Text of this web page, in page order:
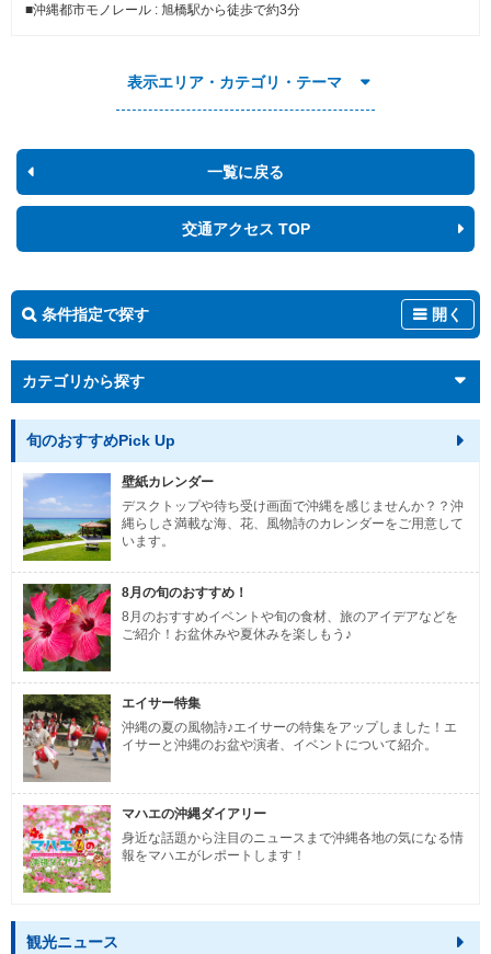
■沖縄都市モノレール : 旭橋駅から徒歩で約3分
表示エリア・カテゴリ・テーマ
一覧に戻る
交通アクセス TOP
条件指定で探す 開く
カテゴリから探す
旬のおすすめPick Up
壁紙カレンダー
デスクトップや待ち受け画面で沖縄を感じませんか？？沖
縄らしさ満載な海、花、風物詩のカレンダーをご用意して
います。
8月の旬のおすすめ！
8月のおすすめイベントや旬の食材、旅のアイデアなどを
ご紹介！お盆休みや夏休みを楽しもう♪
エイサー特集
沖縄の夏の風物詩♪エイサーの特集をアップしました！エ
イサーと沖縄のお盆や演者、イベントについて紹介。
マハエの沖縄ダイアリー
身近な話題から注目のニュースまで沖縄各地の気になる情
報をマハエがレポートします！
観光ニュース